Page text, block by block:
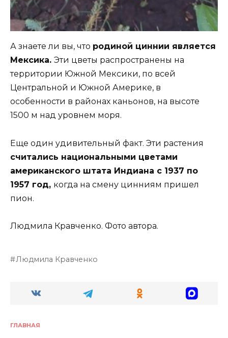
А знаете ли вы, что родиной циннии является
Мексика. Эти цветы распространены на
территории Южной Мексики, по всей
Центральной и Южной Америке, в
особенности в районах каньонов, на высоте
1500 м над уровнем моря.
Еще один удивительный факт. Эти растения
считались национальными цветами
американского штата Индиана с 1937 по
1957 год, когда на смену цинниям пришел
пион.
Людмила Кравченко. Фото автора.
Людмила Кравченко
ГЛАВНАЯ